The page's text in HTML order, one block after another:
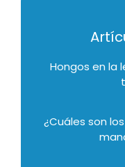
Hongos en la
¿Cuáles son